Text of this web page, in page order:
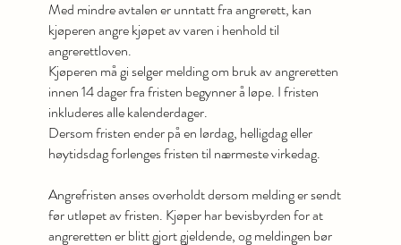
Med mindre avtalen er unntatt fra angrerett, kan
kjøperen angre kjøpet av varen i henhold til
angrerettloven.
Kjøperen må gi selger melding om bruk av angreretten
innen 14 dager fra fristen begynner å løpe. I fristen
inkluderes alle kalenderdager.
Dersom fristen ender på en lørdag, helligdag eller
høytidsdag forlenges fristen til nærmeste virkedag.
Angrefristen anses overholdt dersom melding er sendt
før utløpet av fristen. Kjøper har bevisbyrden for at
angreretten er blitt gjort gjeldende, og meldingen bør